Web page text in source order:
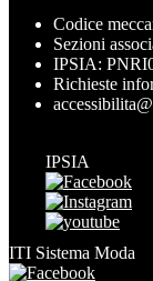
Codice
Sezioni
IPSIA:
Richieste
IPSIA
ITI Sistema Moda